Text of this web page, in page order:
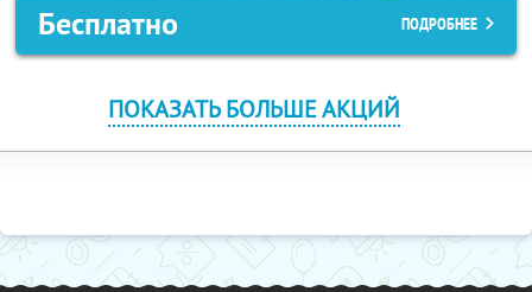
Бесплатно ПОДРОБНЕЕ
ПОКАЗАТЬ БОЛЬШЕ АКЦИЙ